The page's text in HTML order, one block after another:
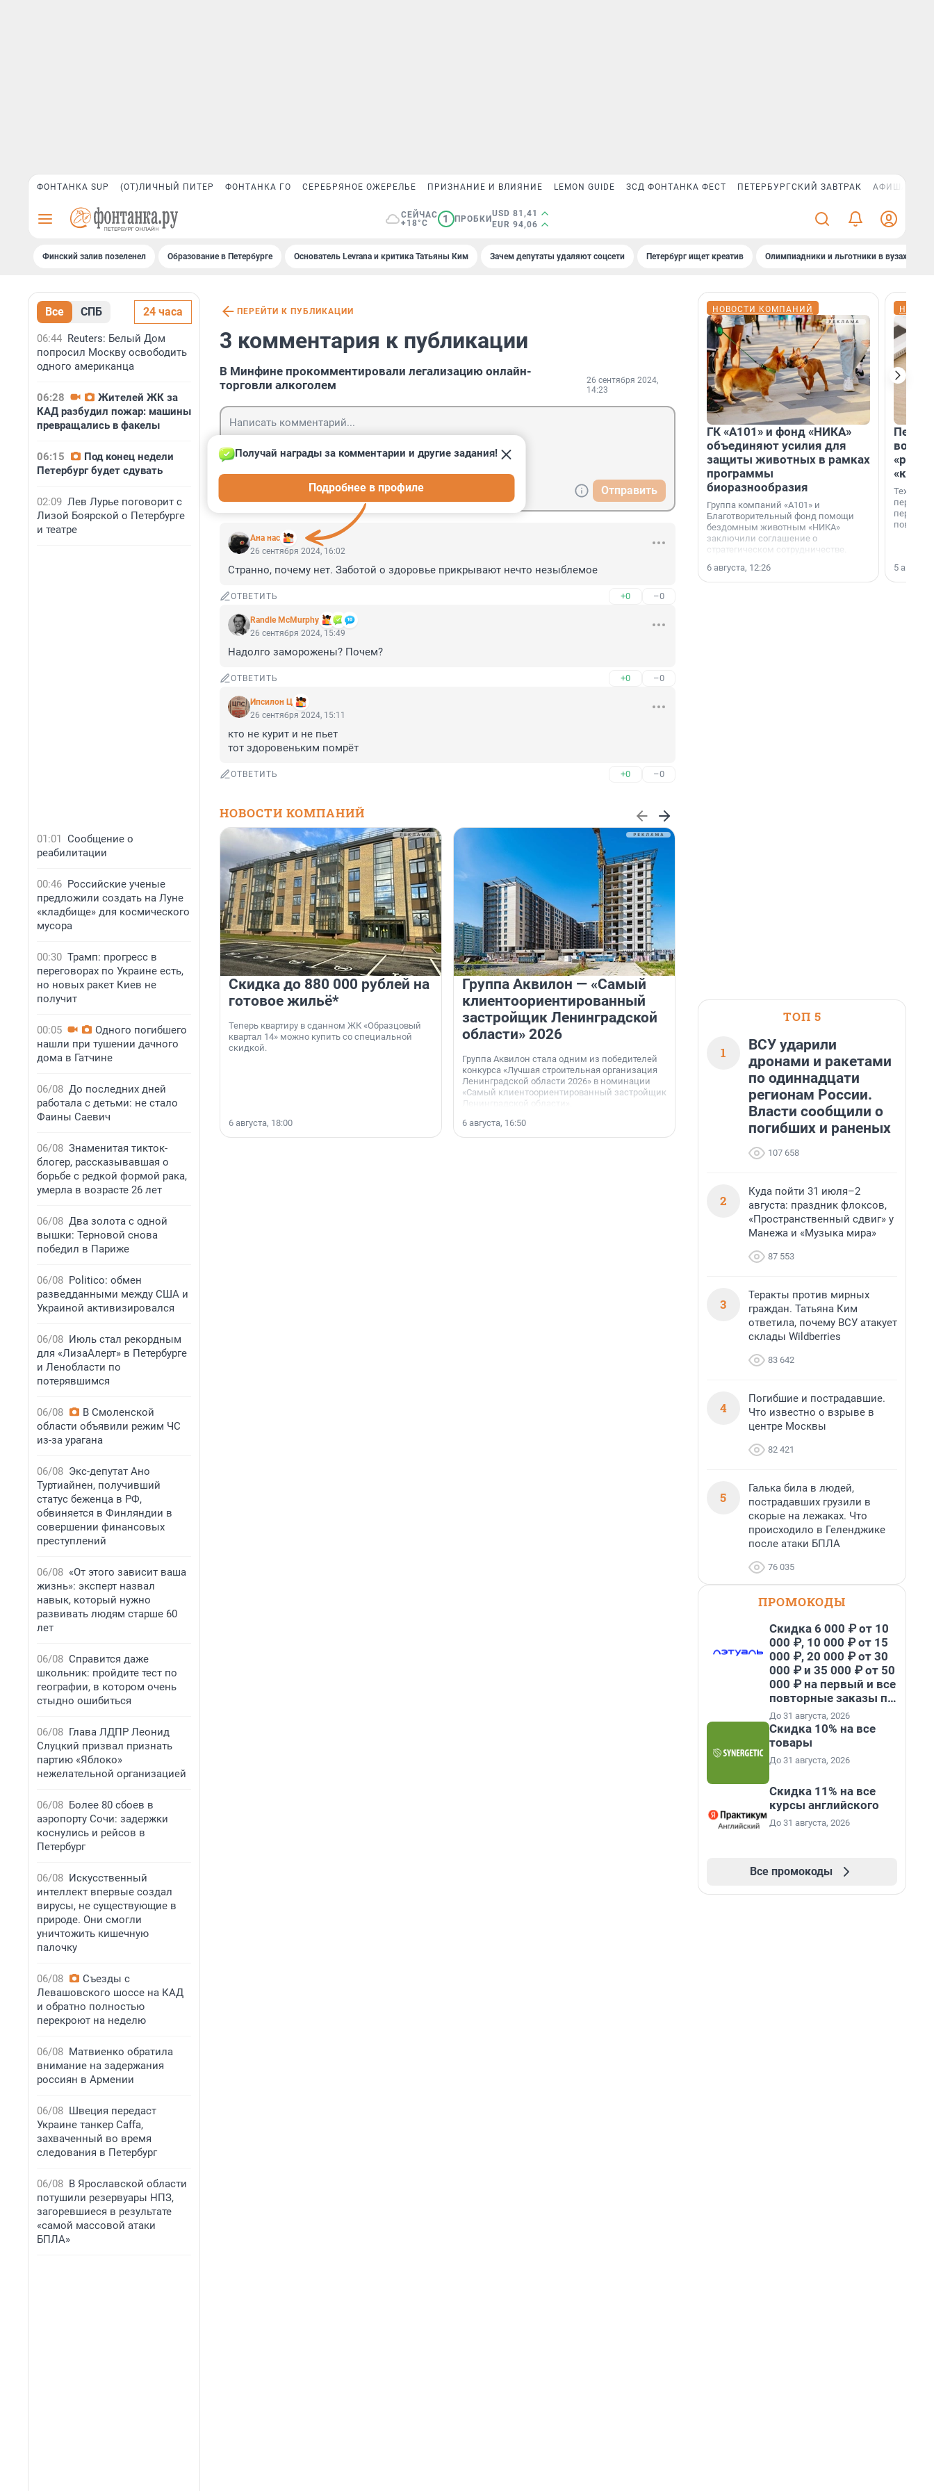
ФОНТАНКА SUP (ОТ)ЛИЧНЫЙ ПИТЕР ФОНТАНКА ГО СЕРЕБРЯНОЕ ОЖЕРЕЛЬЕ ПРИЗНАНИЕ И ВЛИЯНИЕ LEMON GUIDE ЗСД ФОНТАНКА ФЕСТ ПЕТЕРБУРГСКИЙ ЗАВТРАК АФИША PLUS
СЕЙЧАС
+18°C
1 ПРОБКИ
USD 81,41
EUR 94,06
Финский залив позеленел Образование в Петербурге Основатель Levrana и критика Татьяны Ким Зачем депутаты удаляют соцсети Петербург ищет креатив Олимпиадники и льготники в вузах СПб
Все СПБ 24 часа
06:44 Reuters: Белый Дом
попросил Москву освободить
одного американца
06:28
Жителей ЖК за
КАД разбудил пожар: машины
превращались в факелы
06:15
Под конец недели
Петербург будет сдувать
02:09 Лев Лурье поговорит с
Лизой Боярской о Петербурге
и театре
01:01 Сообщение о
реабилитации
00:46 Российские ученые
предложили создать на Луне
«кладбище» для космического
мусора
00:30 Трамп: прогресс в
переговорах по Украине есть,
но новых ракет Киев не
получит
00:05
Одного погибшего
нашли при тушении дачного
дома в Гатчине
06/08 До последних дней
работала с детьми: не стало
Фаины Саевич
06/08 Знаменитая тикток-
блогер, рассказывавшая о
борьбе с редкой формой рака,
умерла в возрасте 26 лет
06/08 Два золота с одной
вышки: Терновой снова
победил в Париже
06/08 Politico: обмен
разведданными между США и
Украиной активизировался
06/08 Июль стал рекордным
для «ЛизаАлерт» в Петербурге
и Ленобласти по
потерявшимся
06/08
В Смоленской
области объявили режим ЧС
из-за урагана
06/08 Экс-депутат Ано
Туртиайнен, получивший
статус беженца в РФ,
обвиняется в Финляндии в
совершении финансовых
преступлений
06/08 «От этого зависит ваша
жизнь»: эксперт назвал
навык, который нужно
развивать людям старше 60
лет
06/08 Справится даже
школьник: пройдите тест по
географии, в котором очень
стыдно ошибиться
06/08 Глава ЛДПР Леонид
Слуцкий призвал признать
партию «Яблоко»
нежелательной организацией
06/08 Более 80 сбоев в
аэропорту Сочи: задержки
коснулись и рейсов в
Петербург
06/08 Искусственный
интеллект впервые создал
вирусы, не существующие в
природе. Они смогли
уничтожить кишечную
палочку
06/08
Съезды с
Левашовского шоссе на КАД
и обратно полностью
перекроют на неделю
06/08 Матвиенко обратила
внимание на задержания
россиян в Армении
06/08 Швеция передаст
Украине танкер Caffa,
захваченный во время
следования в Петербург
06/08 В Ярославской области
потушили резервуары НПЗ,
загоревшиеся в результате
«самой массовой атаки
БПЛА»
ПЕРЕЙТИ К ПУБЛИКАЦИИ
3 комментария к публикации
В Минфине прокомментировали легализацию онлайн-
торговли алкоголем
26 сентября 2024,
14:23
Отправить
Ана нас
Получай награды за комментарии и другие задания!
Подробнее в профиле
26 сентября 2024, 16:02
Странно, почему нет. Заботой о здоровье прикрывают нечто незыблемое
ОТВЕТИТЬ +0 –0
Randle McMurphy
26 сентября 2024, 15:49
Надолго заморожены? Почем?
ОТВЕТИТЬ +0 –0
Ипсилон Ц
26 сентября 2024, 15:11
кто не курит и не пьет
тот здоровеньким помрёт
ОТВЕТИТЬ +0 –0
НОВОСТИ КОМПАНИЙ
Скидка до 880 000 рублей на
готовое жильё*
Теперь квартиру в сданном ЖК «Образцовый
квартал 14» можно купить со специальной
скидкой.
6 августа, 18:00
Группа Аквилон — «Самый
клиентоориентированный
застройщик Ленинградской
области» 2026
Группа Аквилон стала одним из победителей
конкурса «Лучшая строительная организация
Ленинградской области 2026» в номинации
«Самый клиентоориентированный застройщик
Ленинградской области».
6 августа, 16:50
Ленобласти — микрорайон
«Город Звёзд»
Победителем профессионального конкурса
«Лучшая строительная организация 2025 года»
в номинации «За лучший проект комплексного
развития территорий» стал жилой микрорайон
6 августа, 16:07
НОВОСТИ КОМПАНИЙ
ГК «А101» и фонд «НИКА»
объединяют усилия для
защиты животных в рамках
программы
биоразнообразия
Группа компаний «А101» и
Благотворительный фонд помощи
бездомным животным «НИКА»
заключили соглашение о
стратегическом сотрудничестве.
6 августа, 12:26
5
ТОП 5
1
ВСУ ударили
дронами и ракетами
по одиннадцати
регионам России.
Власти сообщили о
погибших и раненых
107 658
2
Куда пойти 31 июля–2
августа: праздник флоксов,
«Пространственный сдвиг» у
Манежа и «Музыка мира»
87 553
3
Теракты против мирных
граждан. Татьяна Ким
ответила, почему ВСУ атакует
склады Wildberries
83 642
4
Погибшие и пострадавшие.
Что известно о взрыве в
центре Москвы
82 421
5
Галька била в людей,
пострадавших грузили в
скорые на лежаках. Что
происходило в Геленджике
после атаки БПЛА
76 035
ПРОМОКОДЫ
Скидка 6 000 ₽ от 10
000 ₽, 10 000 ₽ от 15
000 ₽, 20 000 ₽ от 30
000 ₽ и 35 000 ₽ от 50
000 ₽ на первый и все
повторные заказы по
промокоду НАБЕРИ
До 31 августа, 2026
Скидка 10% на все
товары
До 31 августа, 2026
Скидка 11% на все
курсы английского
До 31 августа, 2026
Все промокоды